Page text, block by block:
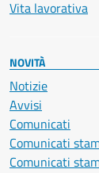
Vita lavorativa
NOVITÀ
Notizie
Avvisi
Comunicati
Comunicati
Comunicati